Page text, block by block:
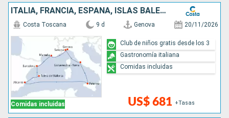
ITALIA, FRANCIA, ESPAÑA, ISLAS BALEARES
Comidas incluidas
Costa Toscana 9 d Genova 20/11/2026
US$ 681 +Tasas
Club de niños gratis desde los 3
Gastronomía italiana
Comidas incluidas